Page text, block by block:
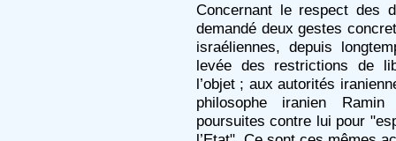
Concernant le respect des
demandé deux gestes
israéliennes, depuis
levée des restrictions de
l’objet ; aux autorités
philosophe iranien
poursuites contre lui pour